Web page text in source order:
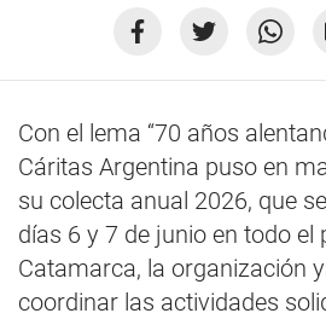
Con el lema “70 años
Cáritas Argentina puso en
su colecta anual 2026, que
días 6 y 7 de junio en todo el
Catamarca, la organización
coordinar las actividades